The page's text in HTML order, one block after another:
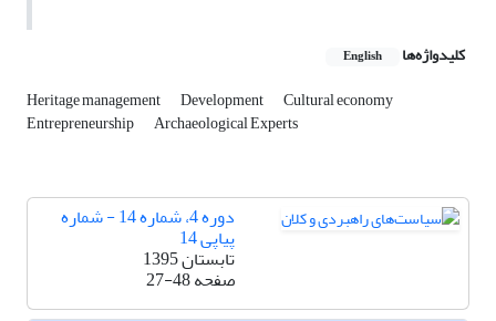
کلیدواژه‌ها English
Heritage management Development Cultural economy
Entrepreneurship Archaeological Experts
دوره 4، شماره 14 - شماره
پیاپی 14
تابستان 1395
صفحه27-48